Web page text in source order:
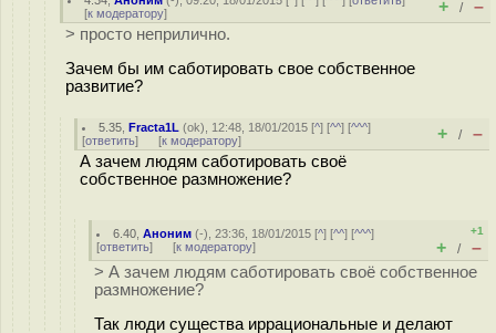
[к модератору] + / –
> просто неприлично.
Зачем бы им саботировать свое собственное
развитие?
5.35 ,Fracta1L (ok), 12:48, 18/01/2015 [^] [^^] [^^^]
[ответить] [к модератору] + / –
А зачем людям саботировать своё
собственное размножение?
6.40 ,Аноним (-), 23:36, 18/01/2015 [^] [^^] [^^^]
[ответить] [к модератору]
+1
+ / –
> А зачем людям саботировать своё собственное
размножение?
Так люди существа иррациональные и делают